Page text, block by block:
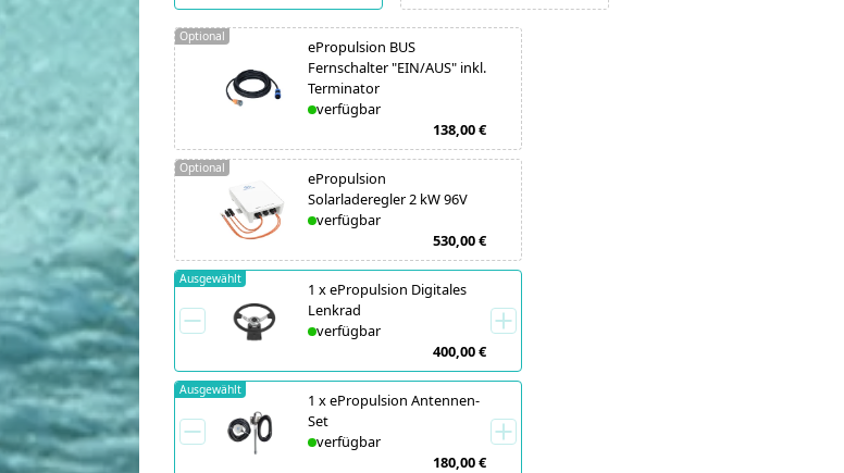
ePropulsion BUS
Fernschalter "EIN/AUS" inkl.
Terminator
verfügbar
138,00 €
Optional
ePropulsion
Solarladeregler 2 kW 96V
verfügbar
530,00 €
Optional
1 xePropulsion Digitales
Lenkrad
verfügbar
400,00 €
Ausgewählt
1 xePropulsion Antennen-
Set
verfügbar
180,00 €
Ausgewählt